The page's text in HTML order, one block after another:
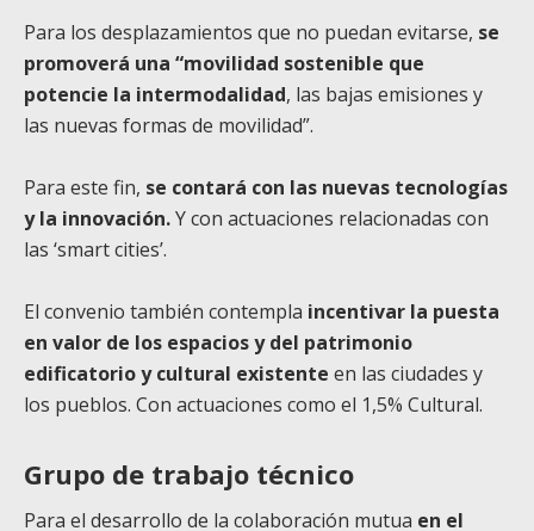
Para los desplazamientos que no puedan evitarse, se
promoverá una “movilidad sostenible que
potencie la intermodalidad, las bajas emisiones y
las nuevas formas de movilidad”.
Para este fin, se contará con las nuevas tecnologías
y la innovación.Y con actuaciones relacionadas con
las ‘smart cities’.
El convenio también contempla incentivar la puesta
en valor de los espacios y del patrimonio
edificatorio y cultural existente en las ciudades y
los pueblos. Con actuaciones como el 1,5% Cultural.
Grupo de trabajo técnico
Para el desarrollo de la colaboración mutua en el